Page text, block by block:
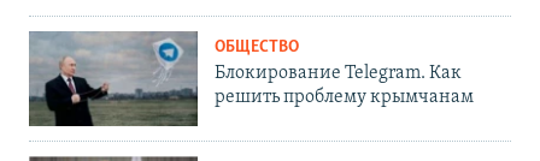
ОБЩЕСТВО
Блокирование Telegram. Как
решить проблему крымчанам